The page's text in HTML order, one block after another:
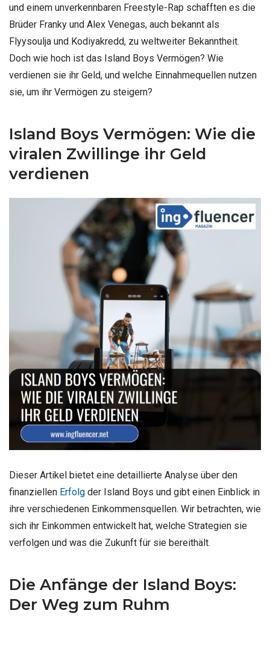
und einem unverkennbaren Freestyle-Rap schafften es die
Brüder Franky und Alex Venegas, auch bekannt als
Flyysoulja und Kodiyakredd, zu weltweiter Bekanntheit.
Doch wie hoch ist das Island Boys Vermögen? Wie
verdienen sie ihr Geld, und welche Einnahmequellen nutzen
sie, um ihr Vermögen zu steigern?
Island Boys Vermögen: Wie die
viralen Zwillinge ihr Geld
verdienen
Dieser Artikel bietet eine detaillierte Analyse über den
finanziellen Erfolg der Island Boys und gibt einen Einblick in
ihre verschiedenen Einkommensquellen. Wir betrachten, wie
sich ihr Einkommen entwickelt hat, welche Strategien sie
verfolgen und was die Zukunft für sie bereithält.
Die Anfänge der Island Boys:
Der Weg zum Ruhm